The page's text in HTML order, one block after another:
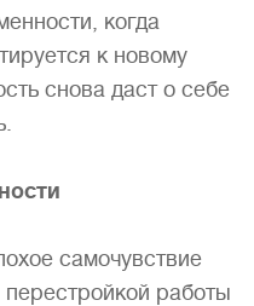
когда
к новому
снова даст о себе
самочувствие
работы